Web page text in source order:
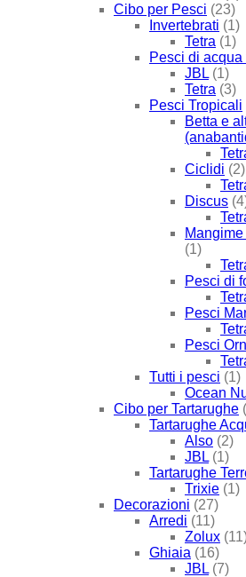
Cibo per Pesci (23)
Invertebrati (1)
Tetra (1)
Pesci di acqua
JBL (1)
Tetra (3)
Pesci Tropicali
Betta e
Ciclidi (2)
Discus
(1)
Pesci di
Pesci
Pesci
Tutti i pesci (1)
Ocean
Cibo per Tartarughe
Tartarughe
Also (2)
JBL (1)
Tartarughe
Trixie (1)
Decorazioni (27)
Arredi (11)
Zolux
Ghiaia (16)
JBL (7)